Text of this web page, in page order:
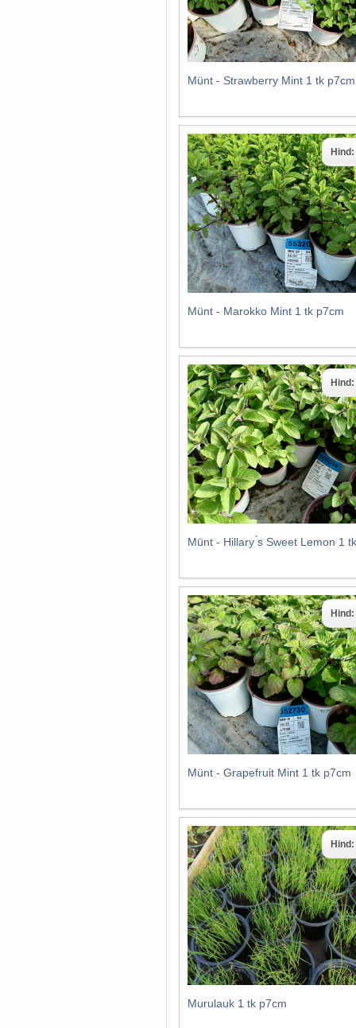
Münt - Strawberry Mint 1 tk p7cm
Münt - Marokko Mint 1 tk p7cm
Hind:
Münt - Hillary ́s Sweet Lemon 1
Hind:
Münt - Grapefruit Mint 1 tk p7cm
Hind:
Murulauk 1 tk p7cm
Hind: